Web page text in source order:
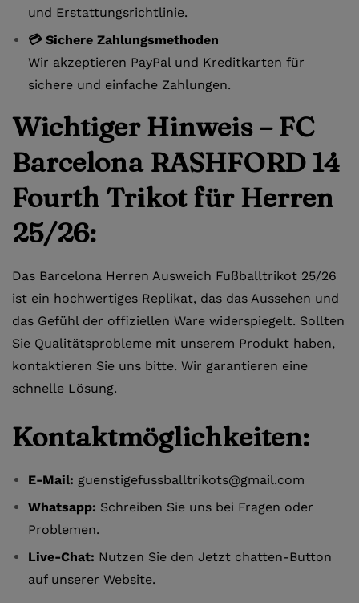
und Erstattungsrichtlinie.
💳 Sichere Zahlungsmethoden
Wir akzeptieren PayPal und Kreditkarten für
sichere und einfache Zahlungen.
Wichtiger Hinweis – FC
Barcelona RASHFORD 14
Fourth Trikot für Herren
25/26:
Das Barcelona Herren Ausweich Fußballtrikot 25/26
ist ein hochwertiges Replikat, das das Aussehen und
das Gefühl der offiziellen Ware widerspiegelt. Sollten
Sie Qualitätsprobleme mit unserem Produkt haben,
kontaktieren Sie uns bitte. Wir garantieren eine
schnelle Lösung.
Kontaktmöglichkeiten:
E-Mail: guenstigefussballtrikots@gmail.com
Whatsapp: Schreiben Sie uns bei Fragen oder
Problemen.
Live-Chat: Nutzen Sie den Jetzt chatten-Button
auf unserer Website.